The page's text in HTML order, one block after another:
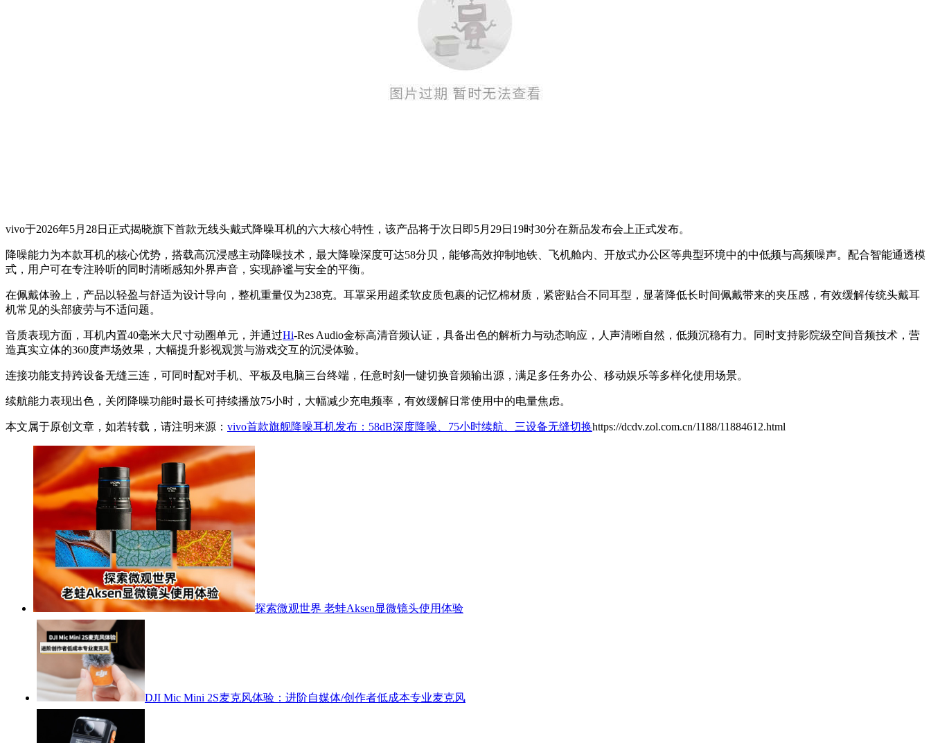
vivo于2026年5月28日正式揭晓旗下首款无线头戴式降噪耳机的六大核心特性，该产品将于次日即5月29日19时30分在新品发布会上正式发布。
降噪能力为本款耳机的核心优势，搭载高沉浸感主动降噪技术，最大降噪深度可达58分贝，能够高效抑制地铁、飞机舱内、开放式办公区等典型环境中的中低频与高频噪声。配合智能通透模
式，用户可在专注聆听的同时清晰感知外界声音，实现静谧与安全的平衡。
在佩戴体验上，产品以轻盈与舒适为设计导向，整机重量仅为238克。耳罩采用超柔软皮质包裹的记忆棉材质，紧密贴合不同耳型，显著降低长时间佩戴带来的夹压感，有效缓解传统头戴耳
机常见的头部疲劳与不适问题。
音质表现方面，耳机内置40毫米大尺寸动圈单元，并通过Hi-Res Audio金标高清音频认证，具备出色的解析力与动态响应，人声清晰自然，低频沉稳有力。同时支持影院级空间音频技术，营
造真实立体的360度声场效果，大幅提升影视观赏与游戏交互的沉浸体验。
连接功能支持跨设备无缝三连，可同时配对手机、平板及电脑三台终端，任意时刻一键切换音频输出源，满足多任务办公、移动娱乐等多样化使用场景。
续航能力表现出色，关闭降噪功能时最长可持续播放75小时，大幅减少充电频率，有效缓解日常使用中的电量焦虑。
本文属于原创文章，如若转载，请注明来源： vivo首款旗舰降噪耳机发布：58dB深度降噪、75小时续航、三设备无缝切换https://dcdv.zol.com.cn/1188/11884612.html
探索微观世界 老蛙Aksen显微镜头使用体验
DJI Mic Mini 2S麦克风体验：进阶自媒体/创作者低成本专业麦克风